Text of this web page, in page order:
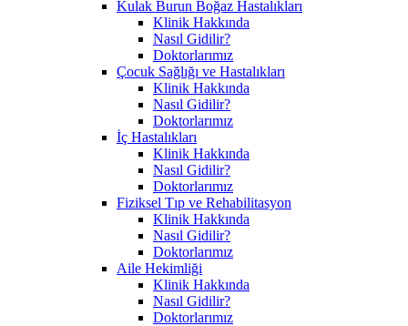
Kulak Burun Boğaz Hastalıkları
Klinik Hakkında
Nasıl Gidilir?
Doktorlarımız
Çocuk Sağlığı ve Hastalıkları
Klinik Hakkında
Nasıl Gidilir?
Doktorlarımız
İç Hastalıkları
Klinik Hakkında
Nasıl Gidilir?
Doktorlarımız
Fiziksel Tıp ve Rehabilitasyon
Klinik Hakkında
Nasıl Gidilir?
Doktorlarımız
Aile Hekimliği
Klinik Hakkında
Nasıl Gidilir?
Doktorlarımız